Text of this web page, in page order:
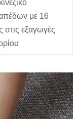
με 16
στις εξαγωγές